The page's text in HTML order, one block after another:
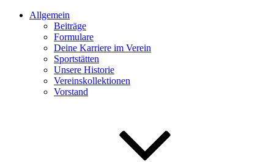
Allgemein
Beiträge
Formulare
Deine Karriere im Verein
Sportstätten
Unsere Historie
Vereinskollektionen
Vorstand